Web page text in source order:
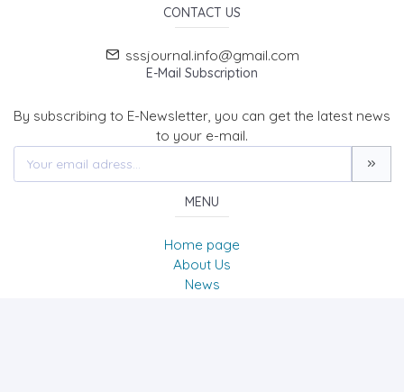
CONTACT US
sssjournal.info@gmail.com
E-Mail Subscription
By subscribing to E-Newsletter, you can get the latest news
to your e-mail.
MENU
Home page
About Us
News